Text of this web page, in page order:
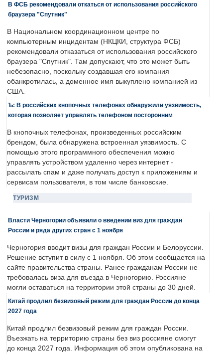
В ФСБ рекомендовали откаться от использования российского
браузера "Спутник"
В Национальном координационном центре по
компьютерным инцидентам (НКЦКИ, структура ФСБ)
рекомендовали отказаться от использования российского
браузера "Спутник". Там допускают, что это может быть
небезопасно, поскольку создавшая его компания
обанкротилась, а доменное имя выкуплено компанией из
США.
Ъ: В российских кнопочных телефонах обнаружили уязвимость,
которая позволяет управлять телефоном посторонним
В кнопочных телефонах, произведенных российским
брендом, была обнаружена встроенная уязвимость. С
помощью этого программного обеспечения можно
управлять устройством удаленно через интернет -
рассылать спам и даже получать доступ к приложениям и
сервисам пользователя, в том числе банковские.
ТУРИЗМ
Власти Черногории объявили о введении виз для граждан
России и ряда других стран с 1 ноября
Черногория вводит визы для граждан России и Белоруссии.
Решение вступит в силу с 1 ноября. Об этом сообщается на
сайте правительства страны. Ранее гражданам России не
требовалась виза для въезда в Черногорию. Россияне
могли оставаться на территории этой страны до 30 дней.
Китай продлил безвизовый режим для граждан России до конца
2027 года
Китай продлил безвизовый режим для граждан России.
Въезжать на территорию страны без виз россияне смогут
до конца 2027 года. Информация об этом опубликована на